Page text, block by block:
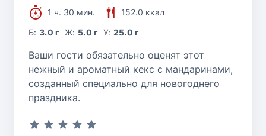
1 ч. 30 мин.
152.0 ккал
Б:3.0 г Ж: 5.0 г У: 25.0 г
Ваши гости обязательно оценят этот
нежный и ароматный кекс с мандаринами,
созданный специально для новогоднего
праздника.